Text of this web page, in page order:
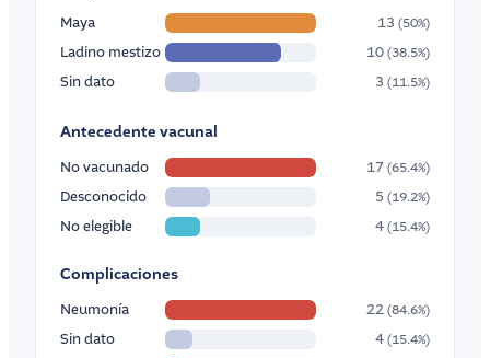
Maya 13 (50%)
Ladino mestizo 10 (38.5%)
Sin dato 3 (11.5%)
Antecedente vacunal
No vacunado 17 (65.4%)
Desconocido 5 (19.2%)
No elegible 4 (15.4%)
Complicaciones
Neumonía 22 (84.6%)
Sin dato 4 (15.4%)